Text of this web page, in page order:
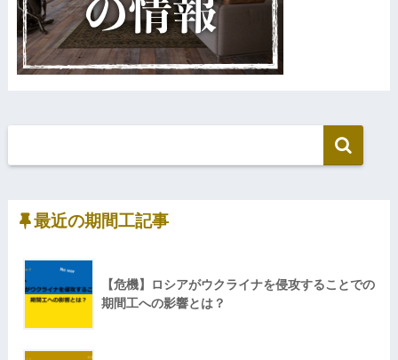
最近の期間工記事
【危機】ロシアがウクライナを侵攻することでの
期間工への影響とは？